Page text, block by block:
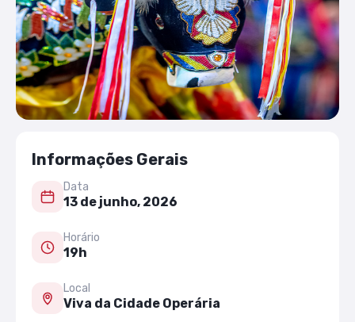
Informações Gerais
Data
13 de junho, 2026
Horário
19h
Local
Viva da Cidade Operária